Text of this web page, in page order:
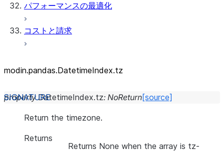
パフォーマンスの最適化
コストと請求
modin.pandas.DatetimeIndex.tz
property DatetimeIndex.tz: NoReturn[source]
Return the timezone.
Returns
Returns None when the array is tz-